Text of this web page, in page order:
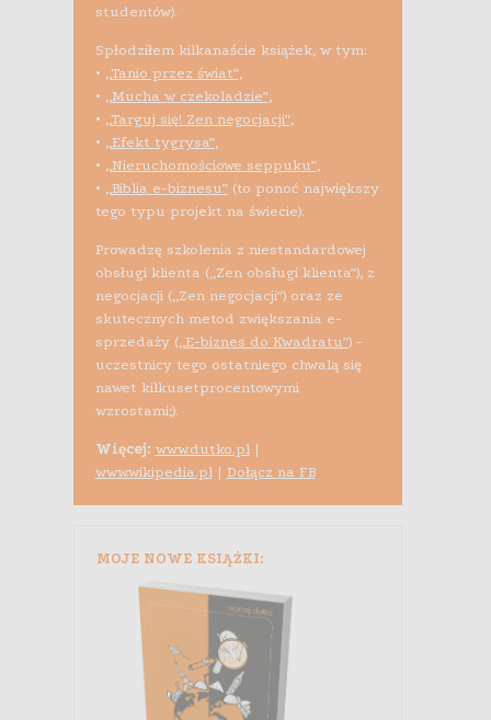
studentów).
Spłodziłem kilkanaście książek, w tym:
• „Tanio przez świat”,
• „Mucha w czekoladzie”,
• „Targuj się! Zen negocjacji”,
• „Efekt tygrysa”,
• „Nieruchomościowe seppuku”,
• „Biblia e-biznesu”(to ponoć największy
tego typu projekt na świecie).
Prowadzę szkolenia z niestandardowej
obsługi klienta („Zen obsługi klienta”), z
negocjacji („Zen negocjacji”) oraz ze
skutecznych metod zwiększania e-
sprzedaży („E-biznes do Kwadratu”) -
uczestnicy tego ostatniego chwalą się
nawet kilkusetprocentowymi
wzrostami;).
Więcej: www.dutko.pl|
www.wikipedia.pl| Dołącz na FB
MOJE NOWE KSIĄŻKI: